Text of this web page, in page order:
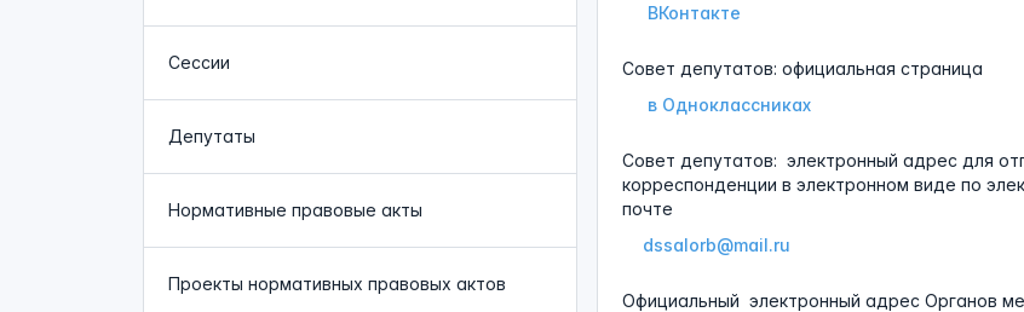
Сессии
Депутаты
Нормативные правовые акты
Проекты нормативных правовых актов
ВКонтакте
Совет депутатов: официальная страница
в Одноклассниках
Совет депутатов: электронный адрес для
корреспонденции в электронном виде по
почте
dssalorb@mail.ru
Официальный электронный адрес Органов